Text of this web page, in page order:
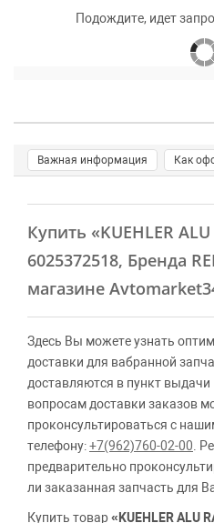
Подождите, идет
Важная информация Как
Купить «KUEHLER
6025372518, Бренда
магазине
Здесь Вы можете узнать
доставки для вабранной
доставляются в пункт
вопросам доставки заказов
проконсультироваться с
телефону:+7(962)760-02-00 .
предварительно
ли заказанная запчасть для
Купить товар«KUEHLER ALU